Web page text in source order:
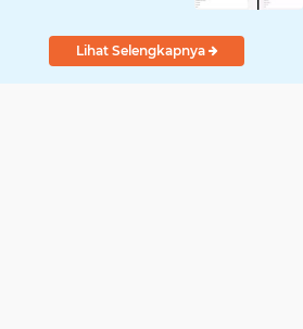
Lihat Selengkapnya